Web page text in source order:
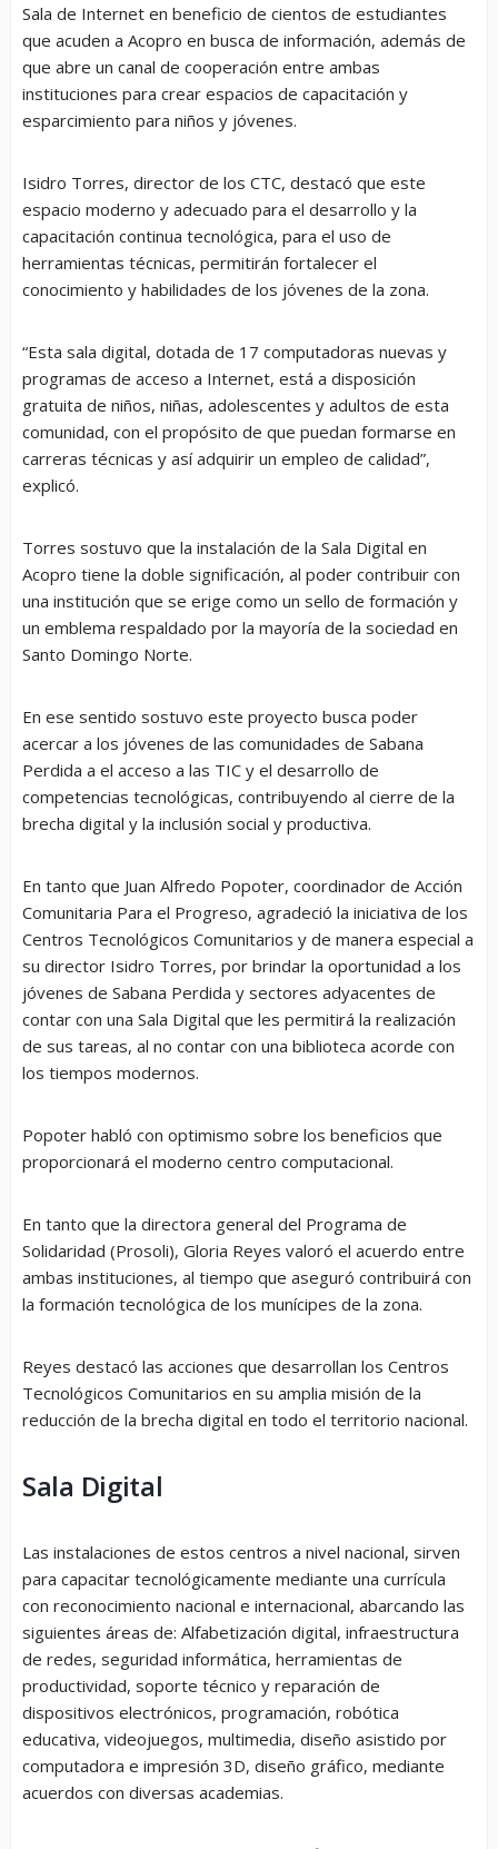
Sala de Internet en beneficio de cientos de estudiantes
que acuden a Acopro en busca de información, además de
que abre un canal de cooperación entre ambas
instituciones para crear espacios de capacitación y
esparcimiento para niños y jóvenes.
Isidro Torres, director de los CTC, destacó que este
espacio moderno y adecuado para el desarrollo y la
capacitación continua tecnológica, para el uso de
herramientas técnicas, permitirán fortalecer el
conocimiento y habilidades de los jóvenes de la zona.
“Esta sala digital, dotada de 17 computadoras nuevas y
programas de acceso a Internet, está a disposición
gratuita de niños, niñas, adolescentes y adultos de esta
comunidad, con el propósito de que puedan formarse en
carreras técnicas y así adquirir un empleo de calidad”,
explicó.
Torres sostuvo que la instalación de la Sala Digital en
Acopro tiene la doble significación, al poder contribuir con
una institución que se erige como un sello de formación y
un emblema respaldado por la mayoría de la sociedad en
Santo Domingo Norte.
En ese sentido sostuvo este proyecto busca poder
acercar a los jóvenes de las comunidades de Sabana
Perdida a el acceso a las TIC y el desarrollo de
competencias tecnológicas, contribuyendo al cierre de la
brecha digital y la inclusión social y productiva.
En tanto que Juan Alfredo Popoter, coordinador de Acción
Comunitaria Para el Progreso, agradeció la iniciativa de los
Centros Tecnológicos Comunitarios y de manera especial a
su director Isidro Torres, por brindar la oportunidad a los
jóvenes de Sabana Perdida y sectores adyacentes de
contar con una Sala Digital que les permitirá la realización
de sus tareas, al no contar con una biblioteca acorde con
los tiempos modernos.
Popoter habló con optimismo sobre los beneficios que
proporcionará el moderno centro computacional.
En tanto que la directora general del Programa de
Solidaridad (Prosoli), Gloria Reyes valoró el acuerdo entre
ambas instituciones, al tiempo que aseguró contribuirá con
la formación tecnológica de los munícipes de la zona.
Reyes destacó las acciones que desarrollan los Centros
Tecnológicos Comunitarios en su amplia misión de la
reducción de la brecha digital en todo el territorio nacional.
Sala Digital
Las instalaciones de estos centros a nivel nacional, sirven
para capacitar tecnológicamente mediante una currícula
con reconocimiento nacional e internacional, abarcando las
siguientes áreas de: Alfabetización digital, infraestructura
de redes, seguridad informática, herramientas de
productividad, soporte técnico y reparación de
dispositivos electrónicos, programación, robótica
educativa, videojuegos, multimedia, diseño asistido por
computadora e impresión 3D, diseño gráfico, mediante
acuerdos con diversas academias.